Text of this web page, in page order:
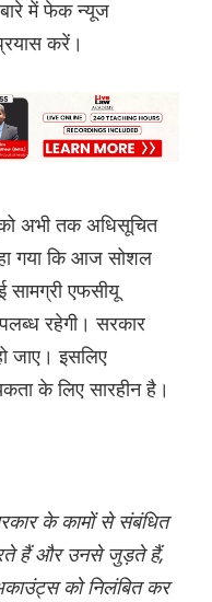
बारे में फेक न्यूज
करें।
अभी तक अधिसूचित
गया कि आज सोशल
सामग्री एफसीयू
रहेगी। सरकार
जाए। इसलिए
के लिए सारहीन है।
के कामों से संबंधित
हैं और उनसे जुड़ते हैं,
को निलंबित कर